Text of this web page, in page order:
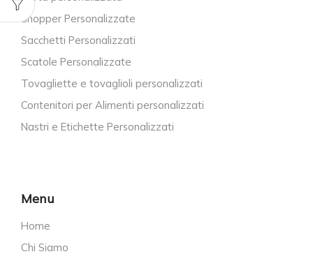
Shopper Personalizzate
Sacchetti Personalizzati
Scatole Personalizzate
Tovagliette e tovaglioli personalizzati
Contenitori per Alimenti personalizzati
Nastri e Etichette Personalizzati
Menu
Home
Chi Siamo